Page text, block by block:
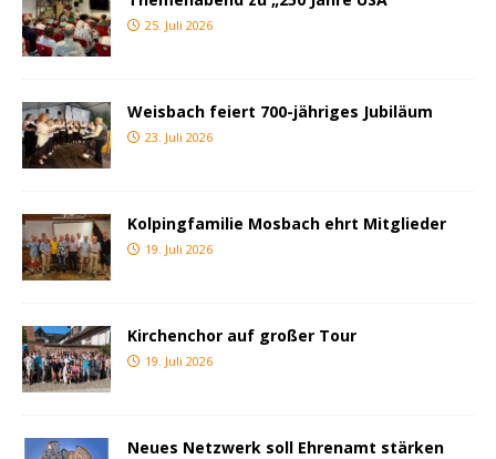
25. Juli 2026
Weisbach feiert 700-jähriges Jubiläum
23. Juli 2026
Kolpingfamilie Mosbach ehrt Mitglieder
19. Juli 2026
Kirchenchor auf großer Tour
19. Juli 2026
Neues Netzwerk soll Ehrenamt stärken